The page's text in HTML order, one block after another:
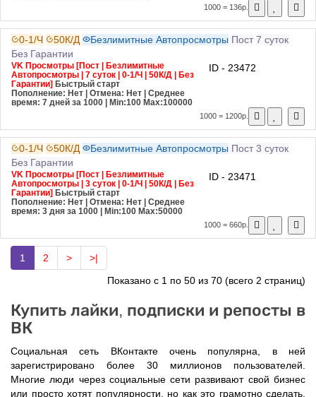
1000 = 136р.
0-1/Ч 50К/Д Безлимитные Автопросмотры Пост 7 суток
Без Гарантии
VK Просмотры [Пост | Безлимитные
Автопросмотры | 7 суток | 0-1/Ч | 50К/Д | Без
Гарантии] Быстрый старт
Пополнение: Нет | Отмена: Нет | Среднее
время: 7 дней за 1000
| Min:100 Max:100000
ID - 23472
1000 = 1200р.
0-1/Ч 50К/Д Безлимитные Автопросмотры Пост 3 суток
Без Гарантии
VK Просмотры [Пост | Безлимитные
Автопросмотры | 3 суток | 0-1/Ч | 50К/Д | Без
Гарантии] Быстрый старт
Пополнение: Нет | Отмена: Нет | Среднее
время: 3 дня за 1000
| Min:100 Max:50000
ID - 23471
1000 = 660р.
1 2 >
>|
Показано с 1 по 50 из 70 (всего 2 страниц)
Купить лайки, подписки и репосты в
ВК
Социальная сеть ВКонтакте очень популярна, в ней
зарегистрировано более 30 миллионов пользователей.
Многие люди через социальные сети развивают свой бизнес
или просто хотят популярности, но как это грамотно сделать,